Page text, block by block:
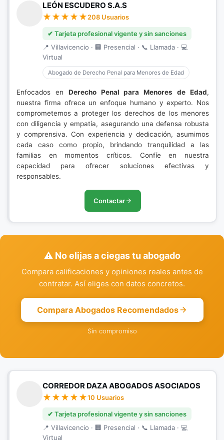
LEÓN ESCUDERO S.A.S
208 Usuarios
✔ Tarjeta profesional vigente y sin sanciones
📍 Villavicencio · 🏢 Presencial · 📞 Llamada · 💻
Virtual
Abogado de Derecho Penal para Menores de Edad
Enfocados en Derecho Penal para Menores de Edad,
nuestra firma ofrece un enfoque humano y experto. Nos
comprometemos a proteger los derechos de los menores
con diligencia y empatía, asegurando una defensa robusta
y comprensiva. Con experiencia y dedicación, asumimos
cada caso como propio, brindando tranquilidad a las
familias en momentos críticos. Confíe en nuestra
capacidad para ofrecer soluciones efectivas y
responsables.
Contactar
⚠️ No elijas a ciegas tu abogado
Compara calificaciones y opiniones reales antes de
contratar. Así eliges con datos concretos.
Compara Abogados Recomendados
Sin compromiso
CORREDOR DAZA ABOGADOS ASOCIADOS
10 Usuarios
✔ Tarjeta profesional vigente y sin sanciones
📍 Villavicencio · 🏢 Presencial · 📞 Llamada · 💻
Virtual